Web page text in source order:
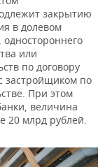
закрытию
в долевом
или
по договору
застройщиком по
При этом
величина
20 млрд рублей.